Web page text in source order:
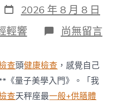
發
表
日
期
2026 年 8 月 8 日
輕響 在
〈每
調
查
約
四
起
尚無留言
查頭健康檢查 ，感覺自己
《量子美學入門》。「我
查天秤座最一般+供膳體